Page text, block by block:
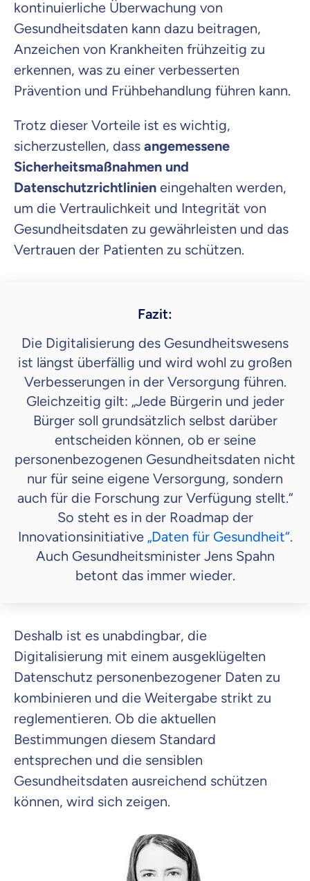
kontinuierliche Überwachung von
Gesundheitsdaten kann dazu beitragen,
Anzeichen von Krankheiten frühzeitig zu
erkennen, was zu einer verbesserten
Prävention und Frühbehandlung führen kann.
Trotz dieser Vorteile ist es wichtig,
sicherzustellen, dass angemessene
Sicherheitsmaßnahmen und
Datenschutzrichtlinien eingehalten werden,
um die Vertraulichkeit und Integrität von
Gesundheitsdaten zu gewährleisten und das
Vertrauen der Patienten zu schützen.
Fazit:
Die Digitalisierung des Gesundheitswesens
ist längst überfällig und wird wohl zu großen
Verbesserungen in der Versorgung führen.
Gleichzeitig gilt: „Jede Bürgerin und jeder
Bürger soll grundsätzlich selbst darüber
entscheiden können, ob er seine
personenbezogenen Gesundheitsdaten nicht
nur für seine eigene Versorgung, sondern
auch für die Forschung zur Verfügung stellt.“
So steht es in der Roadmap der
Innovationsinitiative „Daten für Gesundheit“.
Auch Gesundheitsminister Jens Spahn
betont das immer wieder.
Deshalb ist es unabdingbar, die
Digitalisierung mit einem ausgeklügelten
Datenschutz personenbezogener Daten zu
kombinieren und die Weitergabe strikt zu
reglementieren. Ob die aktuellen
Bestimmungen diesem Standard
entsprechen und die sensiblen
Gesundheitsdaten ausreichend schützen
können, wird sich zeigen.